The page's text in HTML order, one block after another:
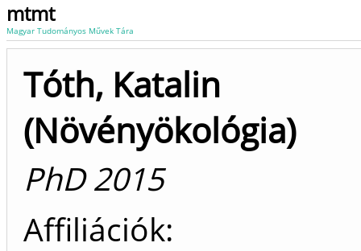
mtmt
Magyar Tudományos Művek Tára
Tóth, Katalin
(Növényökológia)
PhD 2015
Affiliációk